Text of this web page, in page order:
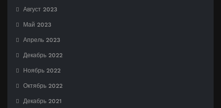
Август 2023
Май 2023
Апрель 2023
Декабрь 2022
Ноябрь 2022
Октябрь 2022
Декабрь 2021